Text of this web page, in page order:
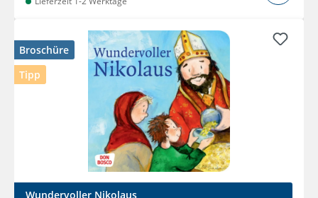
Broschüre
Tipp
Wundervoller Nikolaus